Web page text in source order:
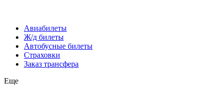
Авиабилеты
Ж/д билеты
Автобусные билеты
Страховки
Заказ трансфера
Еще